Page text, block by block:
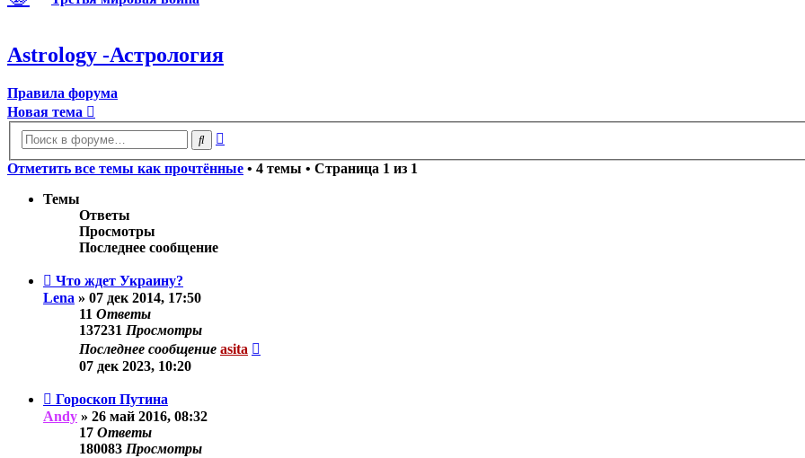
Astrology -Астрология
Правила форума
Новая тема
Поиск
Отметить все темы как прочтённые • 4 темы • Страница 1 из 1
Темы
Ответы
Просмотры
Последнее сообщение
Что ждет Украину?
Lena » 07 дек 2014, 17:50
11 Ответы
137231 Просмотры
Последнее сообщение asita
07 дек 2023, 10:20
Гороскоп Путина
Andy » 26 май 2016, 08:32
17 Ответы
180083 Просмотры